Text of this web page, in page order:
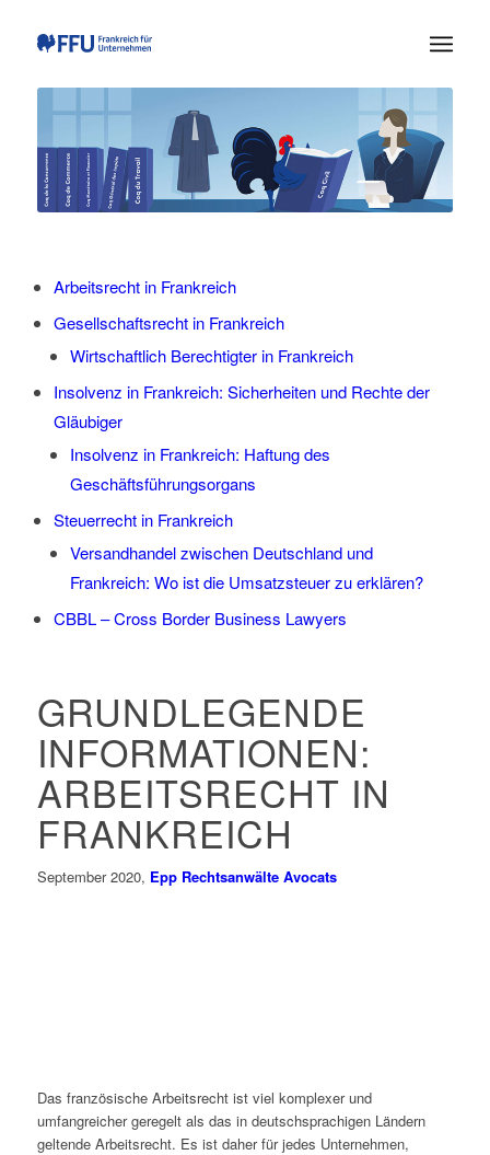
Arbeitsrecht in Frankreich
Gesellschaftsrecht in Frankreich
Wirtschaftlich Berechtigter in Frankreich
Insolvenz in Frankreich: Sicherheiten und Rechte der
Gläubiger
Insolvenz in Frankreich: Haftung des
Geschäftsführungsorgans
Steuerrecht in Frankreich
Versandhandel zwischen Deutschland und
Frankreich: Wo ist die Umsatzsteuer zu erklären?
CBBL – Cross Border Business Lawyers
GRUNDLEGENDE
INFORMATIONEN:
ARBEITSRECHT IN
FRANKREICH
September 2020, Epp Rechtsanwälte Avocats
Das französische Arbeitsrecht ist viel komplexer und
umfangreicher geregelt als das in deutschsprachigen Ländern
geltende Arbeitsrecht. Es ist daher für jedes Unternehmen,